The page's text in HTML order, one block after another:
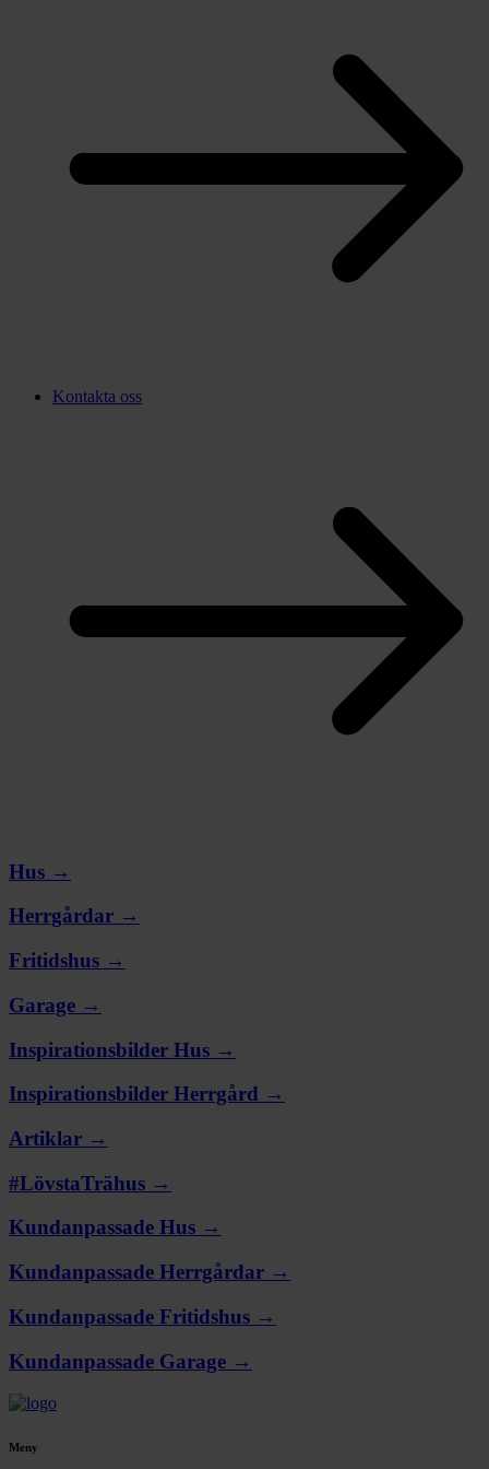
Kontakta oss
Hus →
Herrgårdar →
Fritidshus →
Garage →
Inspirationsbilder Hus →
Inspirationsbilder Herrgård →
Artiklar →
#LövstaTrähus →
Kundanpassade Hus →
Kundanpassade Herrgårdar →
Kundanpassade Fritidshus →
Kundanpassade Garage →
Meny